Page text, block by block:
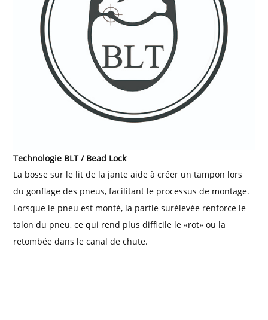
Technologie BLT / Bead Lock
La bosse sur le lit de la jante aide à créer un tampon lors
du gonflage des pneus, facilitant le processus de montage.
Lorsque le pneu est monté, la partie surélevée renforce le
talon du pneu, ce qui rend plus difficile le «rot» ou la
retombée dans le canal de chute.